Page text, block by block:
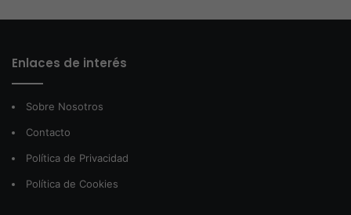
Enlaces de interés
Sobre Nosotros
Contacto
Política de Privacidad
Política de Cookies